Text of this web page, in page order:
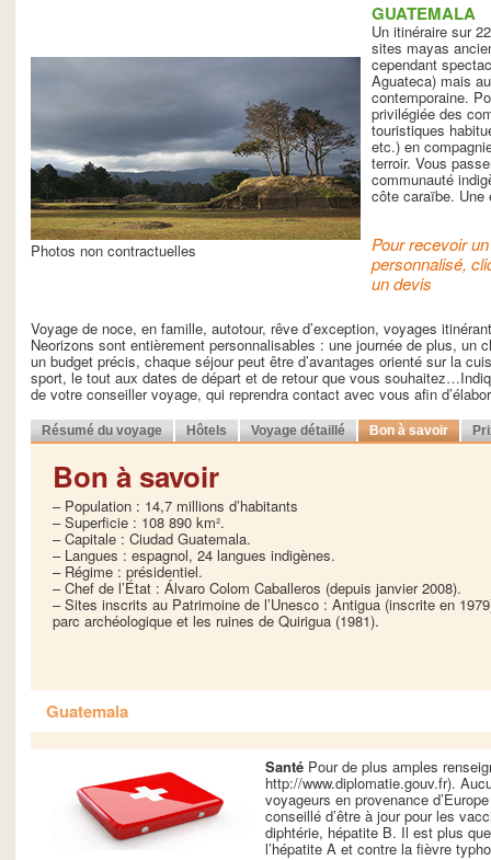
Photos non contractuelles
GUATEMALA
Un itinéraire sur
sites mayas
cependant
Aguateca) mais
contemporaine.
privilégiée des
touristiques
etc.) en
terroir. Vous
communauté
côte caraïbe. Une
Pour recevoir
personnalisé,
un devis
Voyage de noce, en famille, autotour, rêve d’exception, voyages
Neorizons sont entièrement personnalisables : une journée de plus, un
un budget précis, chaque séjour peut être d’avantages orienté sur la
sport, le tout aux dates de départ et de retour que vous
de votre conseiller voyage, qui reprendra contact avec vous afin
Résumé du voyage Hôtels Voyage détaillé Bon à savoir
Bon à savoir
– Population : 14,7 millions d’habitants
– Superficie : 108 890 km².
– Capitale : Ciudad Guatemala.
– Langues : espagnol, 24 langues indigènes.
– Régime : présidentiel.
– Chef de l’État : Álvaro Colom Caballeros (depuis janvier 2008).
– Sites inscrits au Patrimoine de l’Unesco : Antigua (inscrite en
parc archéologique et les ruines de Quirigua (1981).
Guatemala
Santé Pour de plus amples
http://www.diplomatie.gouv.fr).
voyageurs en provenance
conseillé d’être à jour pour les
diphtérie, hépatite B. Il est plus
l’hépatite A et contre la fièvre